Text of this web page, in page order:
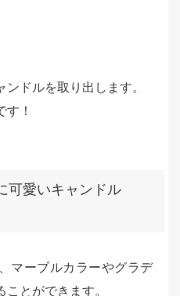
ドルを取り出します。
！
可愛いキャンドル
マーブルカラーやグラデ
とができます。